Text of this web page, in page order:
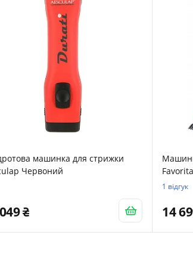
машинка для стрижки
Червоний
1 відгук
14